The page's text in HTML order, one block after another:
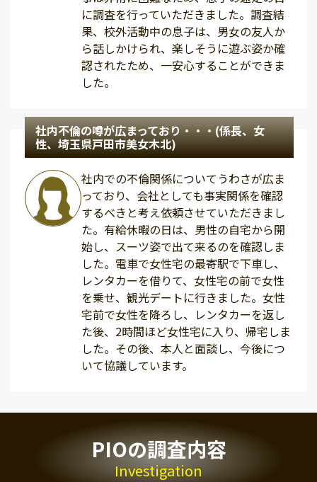
に調査を行っていただきました。調査結
果、校外活動中の息子は、男女の友人か
ら話しかけられ、楽しそうに遊ぶ姿か確
認されたため、一安心することができま
した。
社内不倫の噂が広まっており・・・(係長、女
性、埼玉県戸田市美女木北)
社内での不倫関係についてうわさが広ま
っており、会社としても事実関係を確認
するべきと考え依頼させていただきまし
た。有給休暇の日は、男性の自宅から開
始し、スーツ姿で出て来るのを確認しま
した。電車で女性宅の最寄駅で下車し、
レンタカーを借りて、女性宅の前で女性
を乗せ、観光デートに行きました。女性
宅前で女性を降ろし、レンタカーを返し
た後、2時間ほど女性宅に入り、帰宅しま
した。その後、本人と面談し、今後につ
いて協議しています。
PIOの調査内容
Investigation